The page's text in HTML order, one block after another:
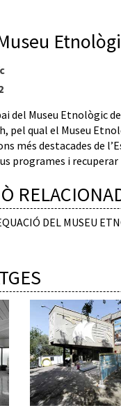
del Museu Etnològic
pel qual el Museu
més destacades de
programes i
DEL MUSEU